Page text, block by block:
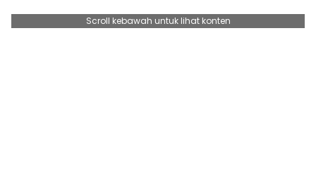
Scroll kebawah untuk lihat konten